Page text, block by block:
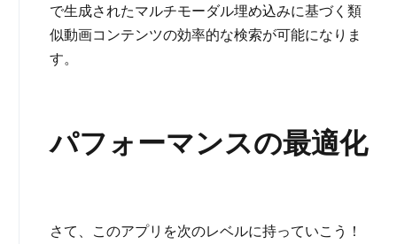
で生成されたマルチモーダル埋め込みに基づく類
似動画コンテンツの効率的な検索が可能になりま
す。
パフォーマンスの最適化
さて、このアプリを次のレベルに持っていこう！